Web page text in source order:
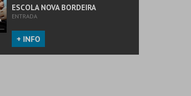
ESCOLA NOVA BORDEIRA
ENTRADA
+ INFO